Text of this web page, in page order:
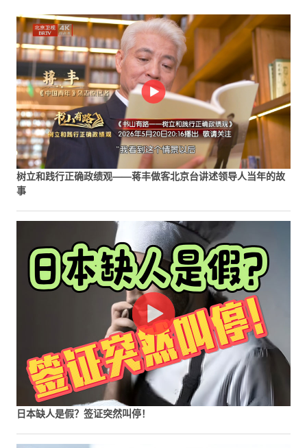
树立和践行正确政绩观——蒋丰做客北京台讲述领导人当年的故
事
日本缺人是假？签证突然叫停！